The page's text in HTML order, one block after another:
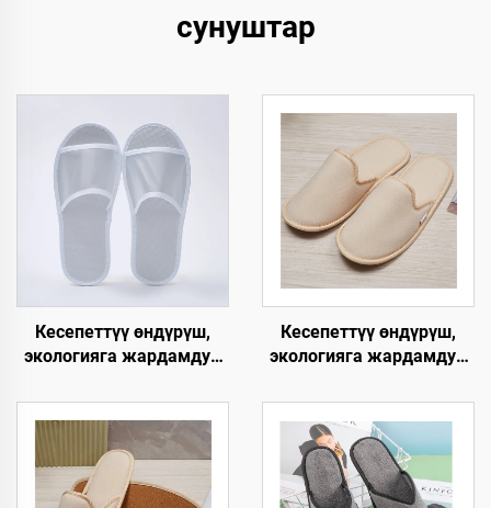
сунуштар
Кесепеттүү өндүрүш,
экологияга жардамдуу,
ыдырачуу, мейманхана
жана авиакомпаниялар
үчүн, ачык баштуу, дем
алаткан панчык
Кесепеттүү өндүрүш,
экологияга жардамдуу,
биологиялык жол менен
ыдырачуу панчык,
мейманхана, SPA жана
авиакомпаниялар үчүн